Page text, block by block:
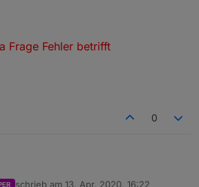
drin, materialcss von uhula?
Frage Fehler betrifft
0
schrieb am 13. Apr. 2020, 16:22